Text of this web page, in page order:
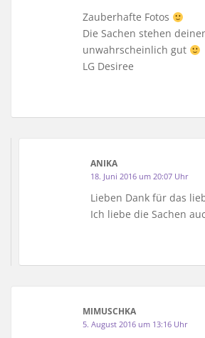
Zauberhafte Fotos
Die Sachen stehen
unwahrscheinlich gut
LG Desiree
ANIKA
18. Juni 2016 um 20:07 Uhr
Lieben Dank für das
Ich liebe die Sachen
MIMUSCHKA
5. August 2016 um 13:16 Uhr